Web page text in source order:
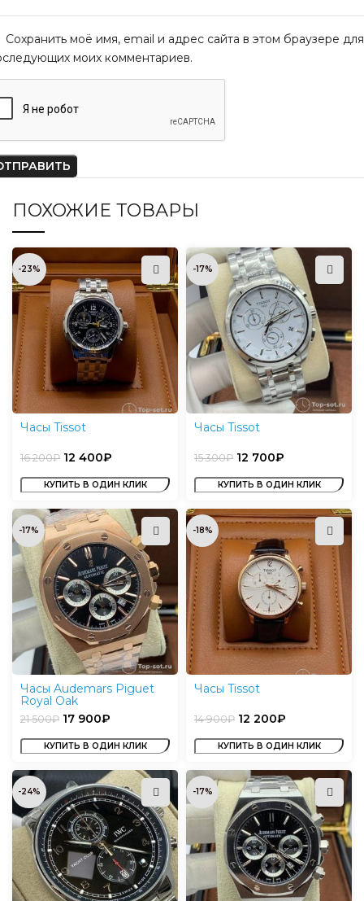
Сохранить моё имя, email и адрес сайта в этом браузере для
моих комментариев.
ПОХОЖИЕ ТОВАРЫ
-23%
Часы Tissot
16 200₽ 12 400₽
КУПИТЬ В ОДИН КЛИК
-17%
Часы Tissot
15 300₽ 12 700₽
КУПИТЬ В ОДИН КЛИК
-17%
Часы Audemars Piguet
Royal Oak
21 500₽ 17 900₽
КУПИТЬ В ОДИН КЛИК
-18%
Часы Tissot
14 900₽ 12 200₽
КУПИТЬ В ОДИН КЛИК
-24% -17%